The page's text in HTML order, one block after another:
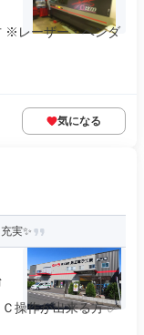
※レーザー・ベンダ
気になる
実✨
操作が出来る方 ✅